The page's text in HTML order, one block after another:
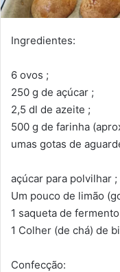
Ingredientes:
6 ovos ;
250 g de açúcar ;
2,5 dl de azeite ;
500 g de farinha
umas gotas de
açúcar para polvilhar ;
Um pouco de limão
1 saqueta de
1 Colher (de chá) de
Confecção: